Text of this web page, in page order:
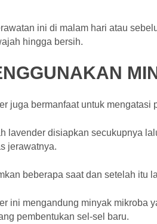
ini di malam hari atau
hingga bersih.
juga bermanfaat untuk mengatasi
lavender disiapkan secukupnya
jerawatnya.
beberapa saat dan setelah itu
ini mengandung minyak mikroba
pembentukan sel-sel baru.